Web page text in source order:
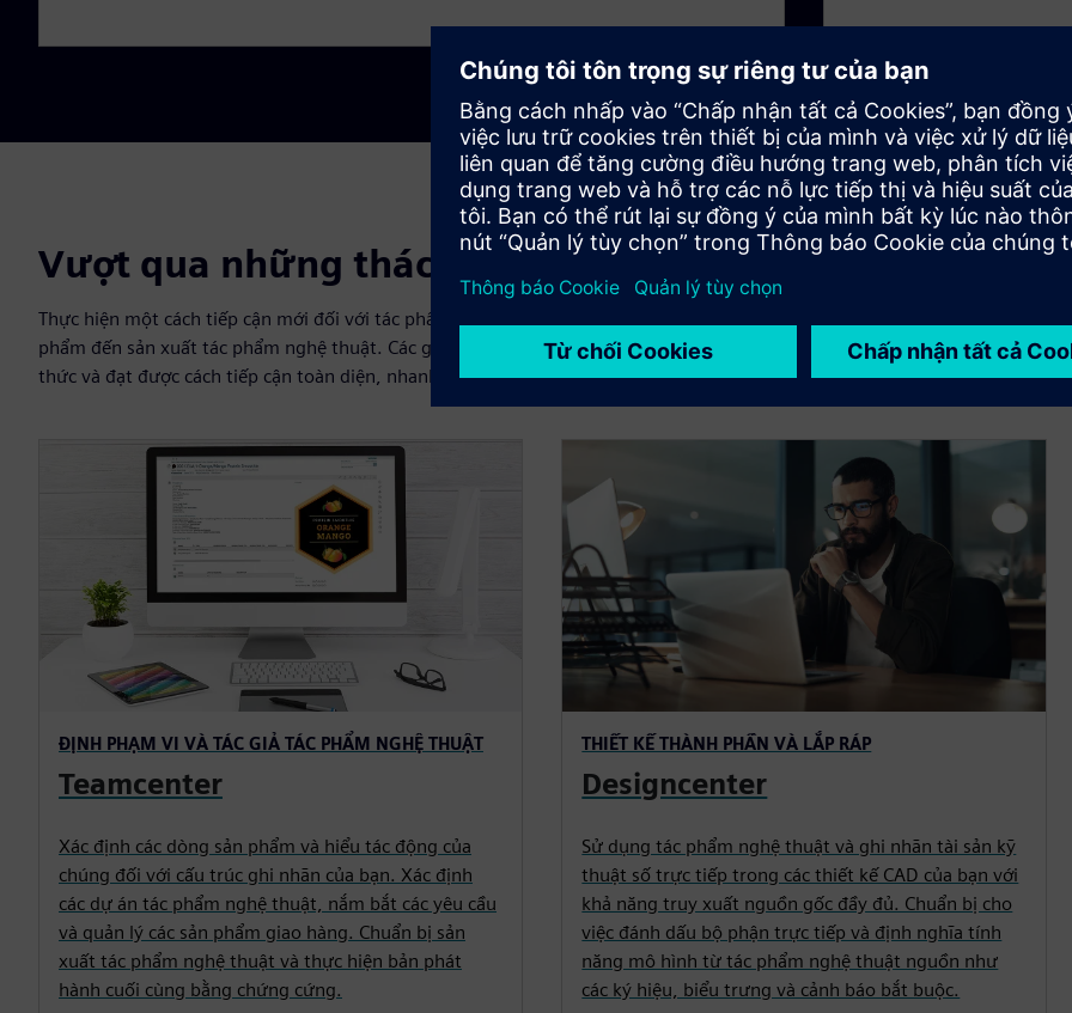
Vượt qua những thách thức về thiết kế ghi nhãn
Thực hiện một cách tiếp cận mới đối với tác phẩm nghệ thuật và ghi nhãn với cái nhìn toàn diện, từ định nghĩa dòng sản
phẩm đến sản xuất tác phẩm nghệ thuật. Các giải pháp của chúng tôi được thiết kế để giúp bạn vượt qua những thách
thức và đạt được cách tiếp cận toàn diện, nhanh nhẹn để phát triển.
ĐỊNH PHẠM VI VÀ TÁC GIẢ TÁC PHẨM NGHỆ THUẬT
Teamcenter
Xác định các dòng sản phẩm và hiểu tác động của
chúng đối với cấu trúc ghi nhãn của bạn. Xác định
các dự án tác phẩm nghệ thuật, nắm bắt các yêu cầu
và quản lý các sản phẩm giao hàng. Chuẩn bị sản
xuất tác phẩm nghệ thuật và thực hiện bản phát
hành cuối cùng bằng chứng cứng.
THIẾT KẾ THÀNH PHẦN VÀ LẮP RÁP
Designcenter
Sử dụng tác phẩm nghệ thuật và ghi nhãn tài sản kỹ
thuật số trực tiếp trong các thiết kế CAD của bạn với
khả năng truy xuất nguồn gốc đầy đủ. Chuẩn bị cho
việc đánh dấu bộ phận trực tiếp và định nghĩa tính
năng mô hình từ tác phẩm nghệ thuật nguồn như
các ký hiệu, biểu trưng và cảnh báo bắt buộc.